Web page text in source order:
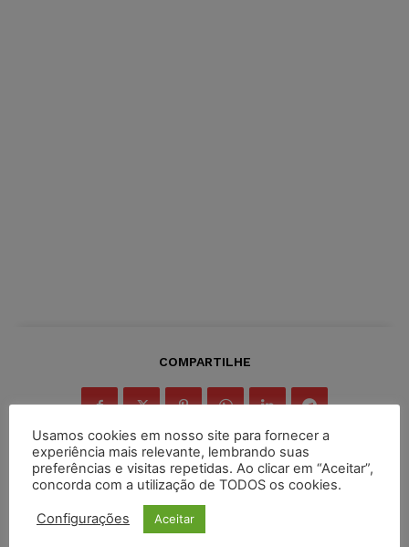
COMPARTILHE
Usamos cookies em nosso site para fornecer a
experiência mais relevante, lembrando suas
preferências e visitas repetidas. Ao clicar em “Aceitar”,
concorda com a utilização de TODOS os cookies.
Configurações Aceitar